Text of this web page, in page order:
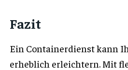
Fazit
Ein Containerdienst kann
erheblich erleichtern. Mit